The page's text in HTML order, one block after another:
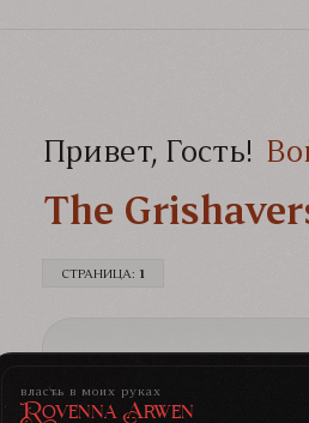
Привет, Гость!
The
СТРАНИЦА: 1
власть в моих руках
Rovenna Arwen